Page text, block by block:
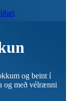
og beint í
og með vélrænni